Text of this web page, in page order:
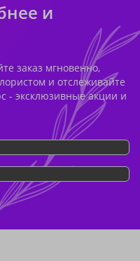
и
заказ мгновенно,
и отслеживайте
- эксклюзивные акции и